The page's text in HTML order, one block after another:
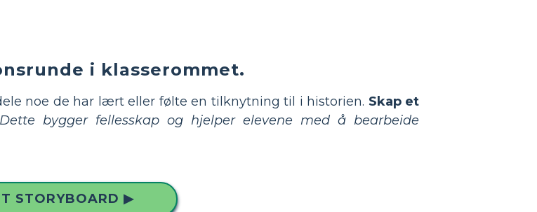
i klasserommet.
noe de har lært eller følte en tilknytning til i historien. Skap et
Dette bygger fellesskap og hjelper elevene med å bearbeide
STORYBOARD ▶